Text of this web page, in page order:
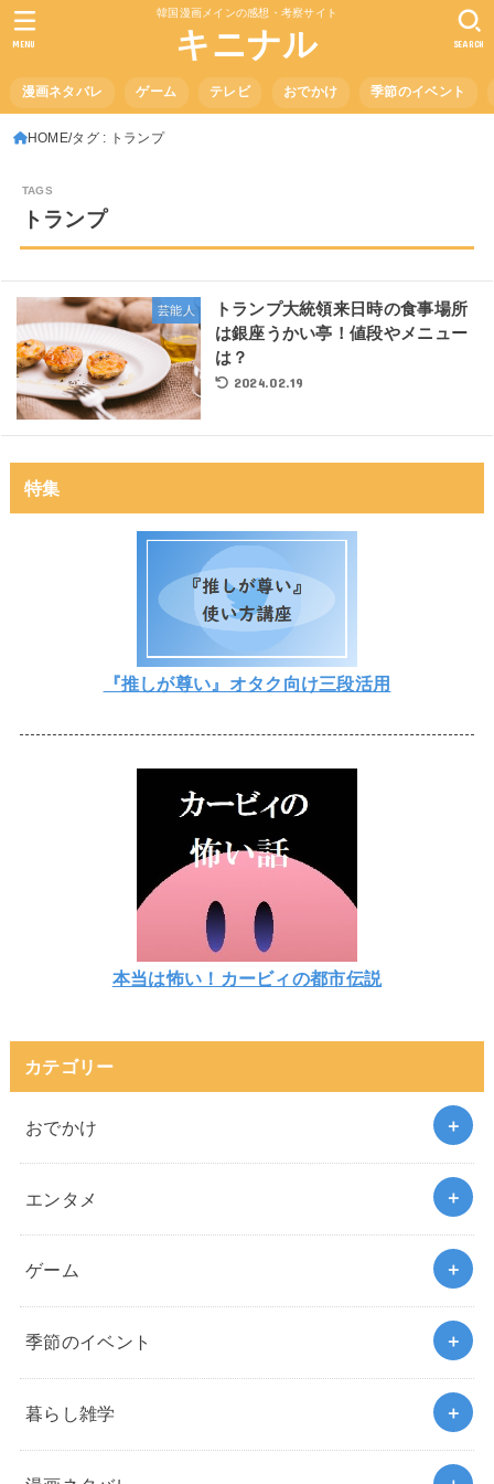
韓国漫画メインの感想・考察サイト
キニナル
漫画ネタバレ ゲーム テレビ おでかけ 季節のイベント
SEARCH
MENU
HOME タグ : トランプ
トランプ
芸能人
トランプ大統領来日時の食事場所
は銀座うかい亭！値段やメニュー
は？
2024.02.19
特集
『推しが尊い』オタク向け三段活用
本当は怖い！カービィの都市伝説
カテゴリー
おでかけ
エンタメ
ゲーム
季節のイベント
暮らし雑学